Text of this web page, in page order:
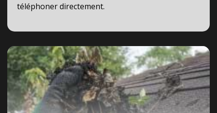
téléphoner directement.